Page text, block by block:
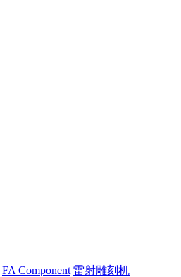
FA Component 雷射雕刻机